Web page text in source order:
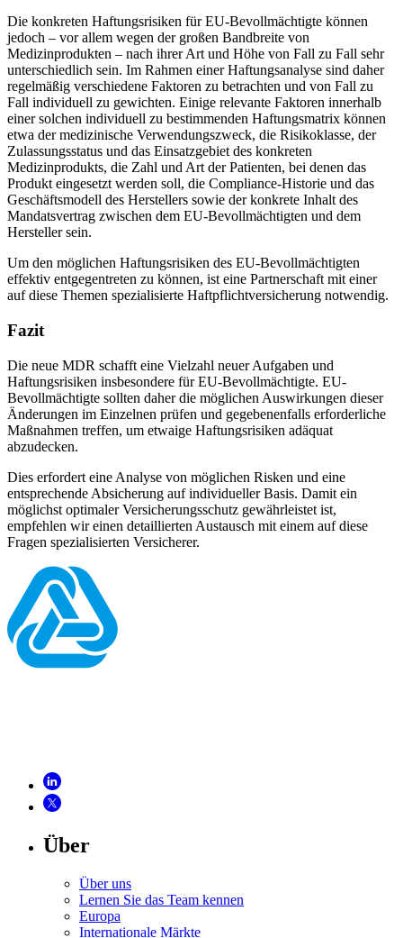
Die konkreten Haftungsrisiken für EU-Bevollmächtigte können
jedoch – vor allem wegen der großen Bandbreite von
Medizinprodukten – nach ihrer Art und Höhe von Fall zu Fall sehr
unterschiedlich sein. Im Rahmen einer Haftungsanalyse sind daher
regelmäßig verschiedene Faktoren zu betrachten und von Fall zu
Fall individuell zu gewichten. Einige relevante Faktoren innerhalb
einer solchen individuell zu bestimmenden Haftungsmatrix können
etwa der medizinische Verwendungszweck, die Risikoklasse, der
Zulassungsstatus und das Einsatzgebiet des konkreten
Medizinprodukts, die Zahl und Art der Patienten, bei denen das
Produkt eingesetzt werden soll, die Compliance-Historie und das
Geschäftsmodell des Herstellers sowie der konkrete Inhalt des
Mandatsvertrag zwischen dem EU-Bevollmächtigten und dem
Hersteller sein.
Um den möglichen Haftungsrisiken des EU-Bevollmächtigten
effektiv entgegentreten zu können, ist eine Partnerschaft mit einer
auf diese Themen spezialisierte Haftpflichtversicherung notwendig.
Fazit
Die neue MDR schafft eine Vielzahl neuer Aufgaben und
Haftungsrisiken insbesondere für EU-Bevollmächtigte. EU-
Bevollmächtigte sollten daher die möglichen Auswirkungen dieser
Änderungen im Einzelnen prüfen und gegebenenfalls erforderliche
Maßnahmen treffen, um etwaige Haftungsrisiken adäquat
abzudecken.
Dies erfordert eine Analyse von möglichen Risken und eine
entsprechende Absicherung auf individueller Basis. Damit ein
möglichst optimaler Versicherungsschutz gewährleistet ist,
empfehlen wir einen detaillierten Austausch mit einem auf diese
Fragen spezialisierten Versicherer.